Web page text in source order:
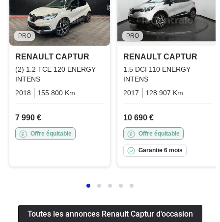
PRO
RENAULT CAPTUR
(2) 1.2 TCE 120 ENERGY
INTENS
2018
155 800 Km Essence
7 990 €
Offre équitable
PRO
RENAULT CAPTUR
1.5 DCI 110 ENERGY
INTENS
2017
128 907 Km
10 690 €
Offre équitable
Garantie 6 mois
Toutes les annonces Renault Captur d'occasion